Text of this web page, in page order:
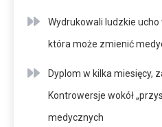
Wydrukowali ludzkie
która może zmienić
Dyplom w kilka miesięcy,
Kontrowersje wokół
medycznych